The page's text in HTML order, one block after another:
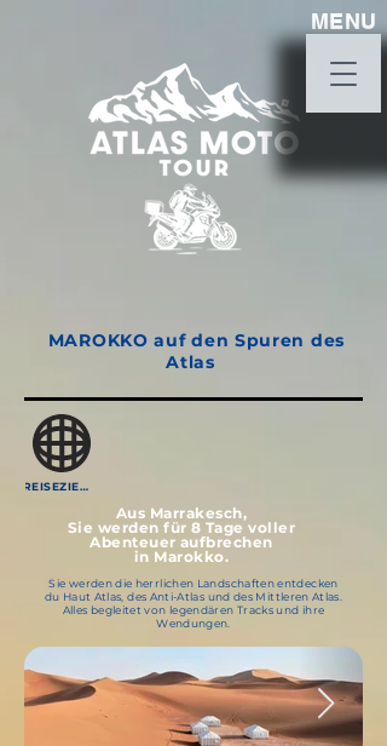
MENU
MAROKKO auf den Spuren des
Atlas
REISEZIELE MAROKKO
Aus Marrakesch,
Sie werden für 8 Tage voller
Abenteuer aufbrechen
in Marokko.
Sie werden die herrlichen Landschaften entdecken
du Haut Atlas,des Anti-Atlas und des Mittleren Atlas.
Alles begleitet von legendären Tracksund ihre
Wendungen.